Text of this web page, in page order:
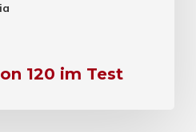
120 im Test